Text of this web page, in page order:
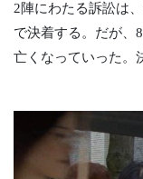
2陣にわたる訴訟は
で決着する。だが、
亡くなっていった。